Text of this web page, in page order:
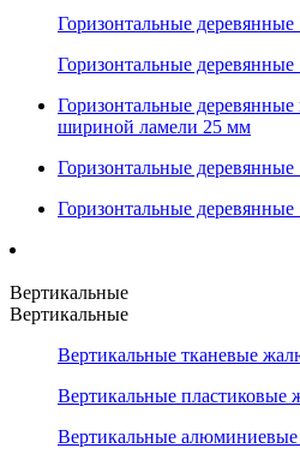
Горизонтальные
Горизонтальные
Горизонтальные
шириной ламели 25 мм
Горизонтальные
Горизонтальные
Вертикальные
Вертикальные
Вертикальные тканевые
Вертикальные пластиковые
Вертикальные